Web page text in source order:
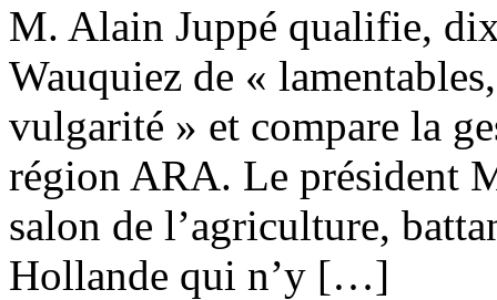
M. Alain Juppé qualifie,
Wauquiez de «
vulgarité » et compare la
région ARA. Le président
salon de l’agriculture,
Hollande qui n’y […]